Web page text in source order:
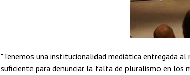
"Tenemos una institucionalidad mediática entregada
suficiente para denunciar la falta de pluralismo en los